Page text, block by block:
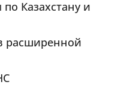
Казахстану и
расширенной